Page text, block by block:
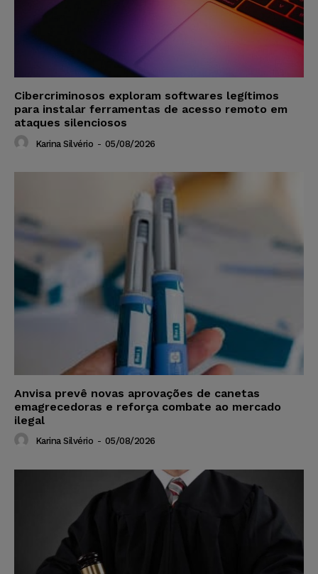
Cibercriminosos exploram softwares legítimos
para instalar ferramentas de acesso remoto em
ataques silenciosos
Karina Silvério - 05/08/2026
Anvisa prevê novas aprovações de canetas
emagrecedoras e reforça combate ao mercado
ilegal
Karina Silvério - 05/08/2026